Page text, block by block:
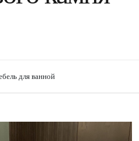
для ванной